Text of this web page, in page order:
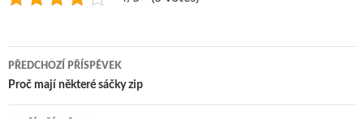
Navigace
pro
PŘEDCHOZÍ PŘÍSPĚVEK
Proč mají některé sáčky zip